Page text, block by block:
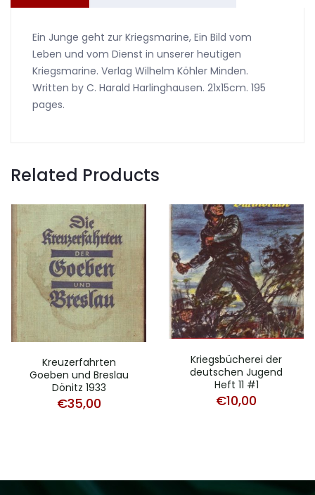
Ein Junge geht zur Kriegsmarine, Ein Bild vom
Leben und vom Dienst in unserer heutigen
Kriegsmarine. Verlag Wilhelm Köhler Minden.
Written by C. Harald Harlinghausen. 21x15cm. 195
pages.
Related Products
Kreuzerfahrten
Goeben und Breslau
Dönitz 1933
€35,00
Kriegsbücherei der
deutschen Jugend
Heft 11 #1
€10,00